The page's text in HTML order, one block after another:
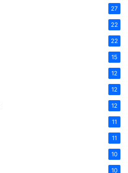
27
22
22
15
12
12
12
11
11
10
10